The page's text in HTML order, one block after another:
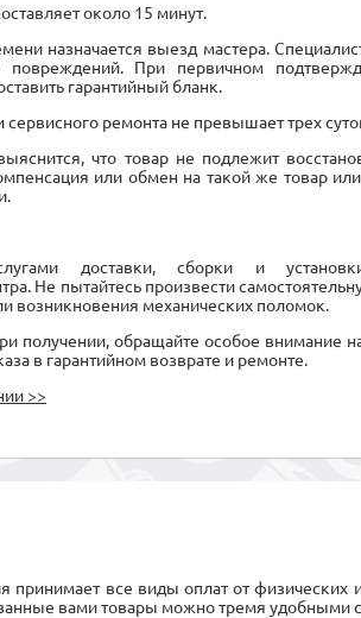
около 15 минут.
назначается выезд мастера.
повреждений. При первичном
гарантийный бланк.
сервисного ремонта не превышает трех
что товар не подлежит
или обмен на такой же товар
доставки, сборки и
Не пытайтесь произвести
возникновения механических поломок.
получении, обращайте особое внимание
в гарантийном возврате и ремонте.
>>
принимает все виды оплат от физических
вами товары можно тремя удобными